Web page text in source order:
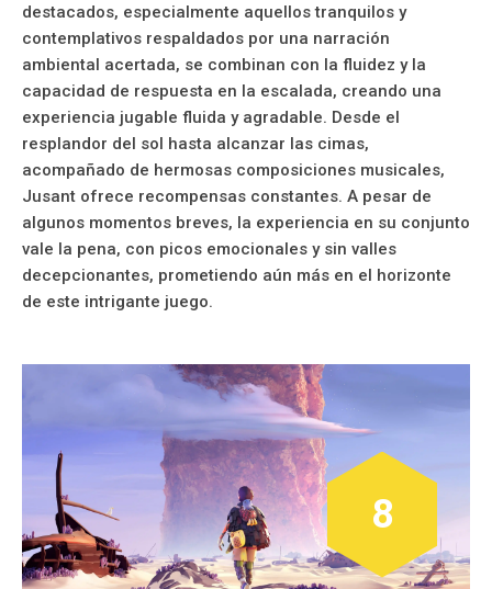
destacados, especialmente aquellos tranquilos y
contemplativos respaldados por una narración
ambiental acertada, se combinan con la fluidez y la
capacidad de respuesta en la escalada, creando una
experiencia jugable fluida y agradable. Desde el
resplandor del sol hasta alcanzar las cimas,
acompañado de hermosas composiciones musicales,
Jusant ofrece recompensas constantes. A pesar de
algunos momentos breves, la experiencia en su conjunto
vale la pena, con picos emocionales y sin valles
decepcionantes, prometiendo aún más en el horizonte
de este intrigante juego.
8